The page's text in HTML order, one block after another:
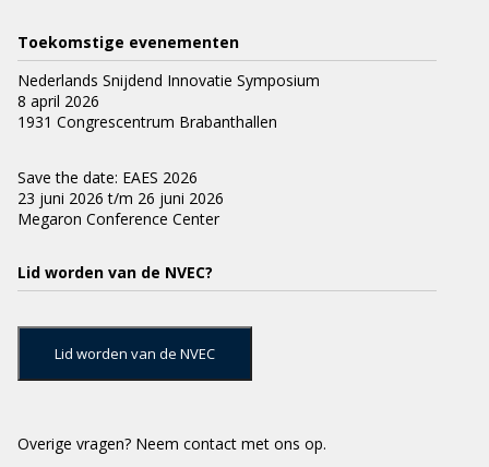
Toekomstige evenementen
Nederlands Snijdend Innovatie Symposium
8 april 2026
1931 Congrescentrum Brabanthallen
Save the date: EAES 2026
23 juni 2026 t/m 26 juni 2026
Megaron Conference Center
Lid worden van de NVEC?
Lid worden van de NVEC
Overige vragen? Neem contact met ons op.